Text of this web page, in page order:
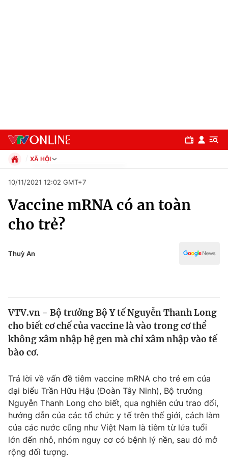
Chuyên mục
Chính trị
Xã hội
Y tế
Thế giới
Thế giới đó đây
Câu chuyện quốc tế
Kinh tế
Tài chính
Thị trường
Góc doanh nghiệp
Dữ liệu và đời sống
Truyền hình
XÃ HỘI
Xã hội
Pháp luật
Thể thao
Văn hóa - Giải trí
Giáo dục
10/11/2021 12:02 GMT+7
Vaccine mRNA có an toàn
cho trẻ?
Thuỳ An
VTV.vn - Bộ trưởng Bộ Y tế Nguyễn Thanh Long
cho biết cơ chế của vaccine là vào trong cơ thể
không xâm nhập hệ gen mà chỉ xâm nhập vào tế
bào cơ.
Trả lời về vấn đề tiêm vaccine mRNA cho trẻ em của
đại biểu Trần Hữu Hậu (Đoàn Tây Ninh), Bộ trưởng
Nguyễn Thanh Long cho biết, qua nghiên cứu trao đổi,
hướng dẫn của các tổ chức y tế trên thế giới, cách làm
của các nước cũng như Việt Nam là tiêm từ lứa tuổi
lớn đến nhỏ, nhóm nguy cơ có bệnh lý nền, sau đó mở
rộng đối tượng.